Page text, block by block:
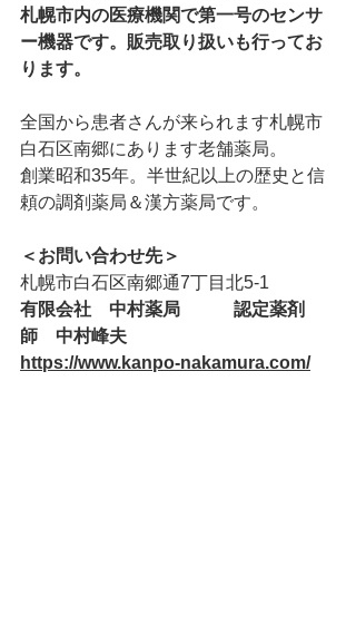
札幌市内の医療機関で第一号のセンサ
ー機器です。販売取り扱いも行ってお
ります。
全国から患者さんが来られます札幌市
白石区南郷にあります老舗薬局。
創業昭和35年。半世紀以上の歴史と信
頼の調剤薬局＆漢方薬局です。
＜お問い合わせ先＞
札幌市白石区南郷通7丁目北5-1
有限会社　中村薬局　　　認定薬剤
師　中村峰夫
https://www.kanpo-nakamura.com/